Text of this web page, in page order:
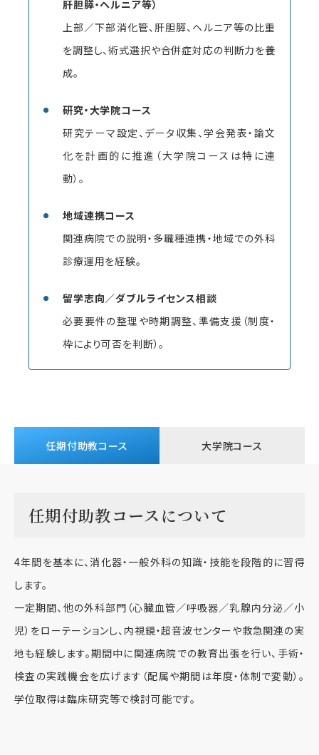
肝胆膵・ヘルニア等）
上部／下部消化管、肝胆膵、ヘルニア等の比重
を調整し、術式選択や合併症対応の判断力を養
成。
研究・大学院コース
研究テーマ設定、データ収集、学会発表・論文
化を計画的に推進（大学院コースは特に連
動）。
地域連携コース
関連病院での説明・多職種連携・地域での外科
診療運用を経験。
留学志向／ダブルライセンス相談
必要要件の整理や時期調整、準備支援（制度・
枠により可否を判断）。
任期付助教コース 大学院コース
任期付助教コースについて
4年間を基本に、消化器・一般外科の知識・技能を段階的に習得
します。
一定期間、他の外科部門（心臓血管／呼吸器／乳腺内分泌／小
児）をローテーションし、内視鏡・超音波センターや救急関連の実
地も経験します。期間中に関連病院での教育出張を行い、手術・
検査の実践機会を広げます（配属や期間は年度・体制で変動）。
学位取得は臨床研究等で検討可能です。